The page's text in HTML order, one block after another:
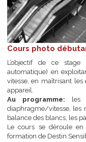
Cours photo
L’objectif de ce
automatique) en
vitesse, en maîtrisant
appareil.
Au programme:les
diaphragme/vitesse,
balance des blancs,